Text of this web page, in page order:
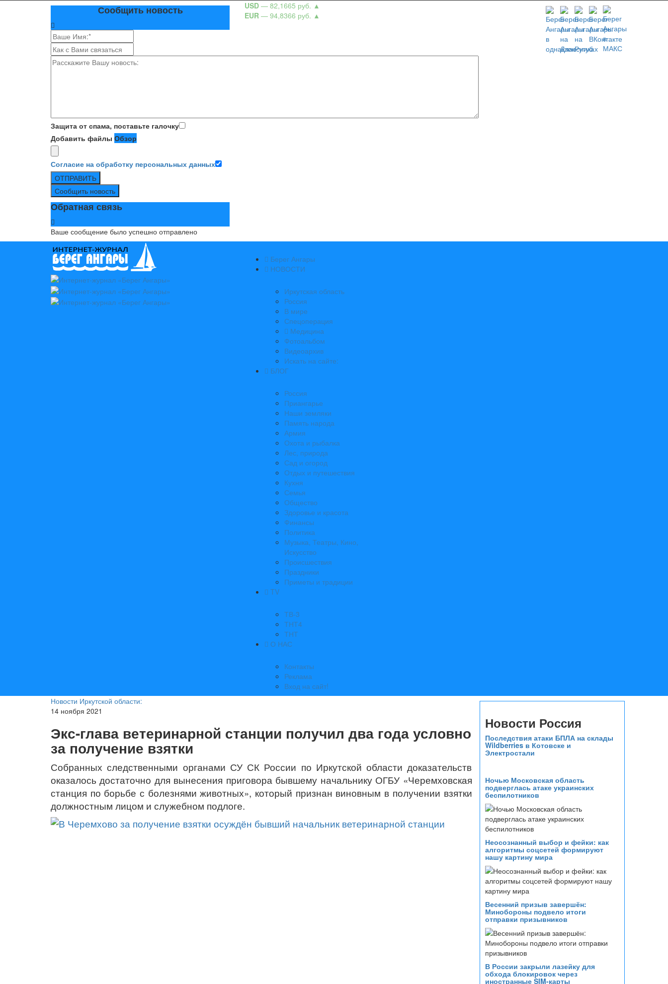
Сообщить новость
Защита от спама, поставьте галочку
Добавить файлы Обзор
Согласие на обработку персональных данных
ОТПРАВИТЬ
Сообщить новость
Обратная связь
Ваше сообщение было успешно отправлено
USD — 82,1665 руб. ▲
EUR — 94,8366 руб. ▲
Берег Ангары
НОВОСТИ
Иркутская область
Россия
В мире
Спецоперация
Медицина
Фотоальбом
Видеоархив
Искать на сайте:
БЛОГ
Россия
Приангарье
Наши земляки
Память народа
Армия
Охота и рыбалка
Лес, природа
Сад и огород
Отдых и путешествия
Кухня
Семья
Общество
Здоровье и красота
Финансы
Политика
Музыка, Театры, Кино,
Искусство
Происшествия
Праздники
Приметы и традиции
TV
ТВ-3
ТНТ4
ТНТ
О НАС
Контакты
Реклама
Вход на сайт!
Новости Иркутской области:
14 ноября 2021
Экс-глава ветеринарной станции получил два года условно
за получение взятки
Собранных следственными органами СУ СК России по Иркутской области доказательств
оказалось достаточно для вынесения приговора бывшему начальнику ОГБУ «Черемховская
станция по борьбе с болезнями животных», который признан виновным в получении взятки
должностным лицом и служебном подлоге.
Новости Россия
Последствия атаки БПЛА на склады
Wildberries в Котовске и
Электростали
Ночью Московская область
подверглась атаке украинских
беспилотников
Неосознанный выбор и фейки: как
алгоритмы соцсетей формируют
нашу картину мира
Весенний призыв завершён:
Минобороны подвело итоги
отправки призывников
В России закрыли лазейку для
обхода блокировок через
иностранные SIM-карты